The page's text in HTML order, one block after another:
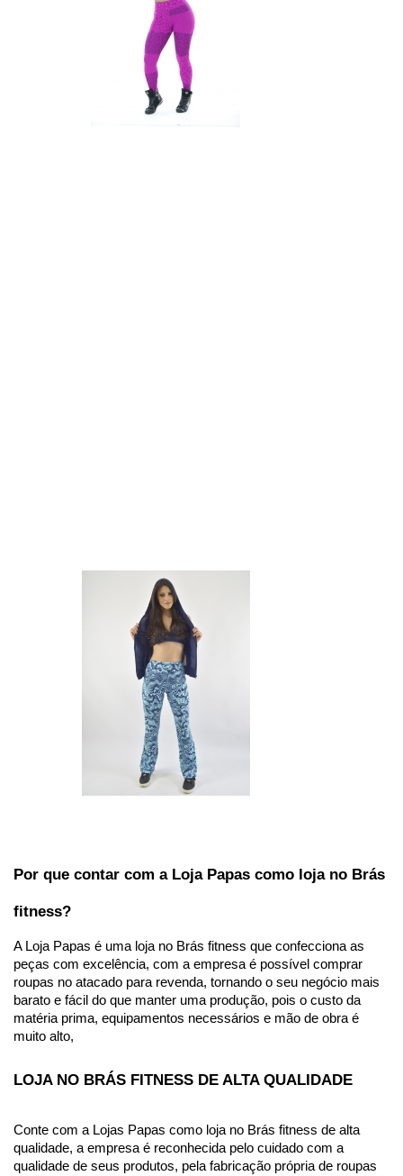
Por que contar com a Loja Papas como loja no Brás
fitness?
A Loja Papas é uma loja no Brás fitness que confecciona as
peças com excelência, com a empresa é possível comprar
roupas no atacado para revenda, tornando o seu negócio mais
barato e fácil do que manter uma produção, pois o custo da
matéria prima, equipamentos necessários e mão de obra é
muito alto,
LOJA NO BRÁS FITNESS DE ALTA QUALIDADE
Conte com a Lojas Papas como loja no Brás fitness de alta
qualidade, a empresa é reconhecida pelo cuidado com a
qualidade de seus produtos, pela fabricação própria de roupas